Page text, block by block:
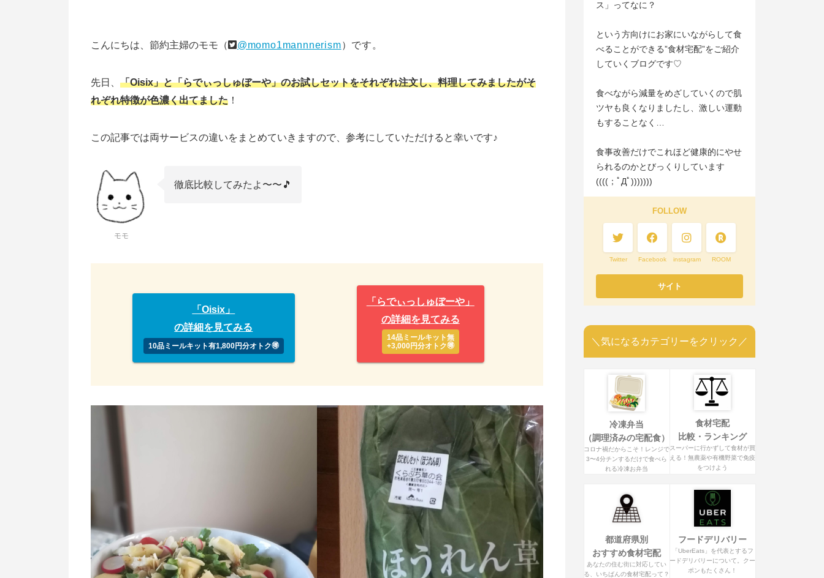
こんにちは、節約主婦のモモ（ @momo1mannnerism）です。
先日、 「Oisix」と「らでぃっしゅぼーや」のお試しセットをそれぞれ注文し、料理してみましたがそ
れぞれ特徴が色濃く出てました ！
この記事では両サービスの違いをまとめていきますので、参考にしていただけると幸いです♪
モモ
徹底比較してみたよ〜〜🎵
「Oisix」
の詳細を見てみる
10品ミールキット有1,800円分オトク🉐
「らでぃっしゅぼーや」
の詳細を見てみる
14品ミールキット無
+3,000円分オトク🉐
ス」ってなに？
という方向けにお家にいながらして食
べることができる”食材宅配”をご紹介
していくブログです♡
食べながら減量をめざしていくので肌
ツヤも良くなりましたし、激しい運動
もすることなく…
食事改善だけでこれほど健康的にやせ
られるのかとびっくりしています
((((；ﾟДﾟ)))))))
FOLLOW
Twitter Facebook instagram ROOM
＼気になるカテゴリーをクリック／
冷凍弁当
（調理済みの宅配食）
コロナ禍だからこそ！レンジで
3〜4分チンするだけで食べら
れる冷凍お弁当
食材宅配
比較・ランキング
スーパーに行かずして食材が買
える！無農薬や有機野菜で免疫
をつけよう
都道府県別
おすすめ食材宅配
あなたの住む街に対応してい
る、いちばんの食材宅配って？
フードデリバリー
「UberEats」を代表とするフ
ードデリバリーについて。クー
ポンもたくさん！